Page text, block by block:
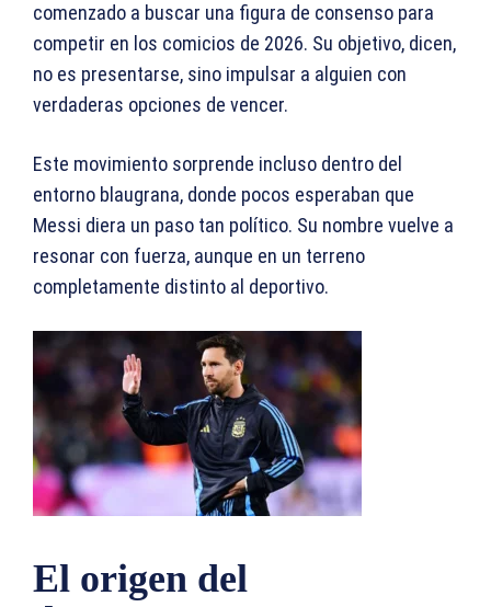
comenzado a buscar una figura de consenso para
competir en los comicios de 2026. Su objetivo, dicen,
no es presentarse, sino impulsar a alguien con
verdaderas opciones de vencer.
Este movimiento sorprende incluso dentro del
entorno blaugrana, donde pocos esperaban que
Messi diera un paso tan político. Su nombre vuelve a
resonar con fuerza, aunque en un terreno
completamente distinto al deportivo.
El origen del